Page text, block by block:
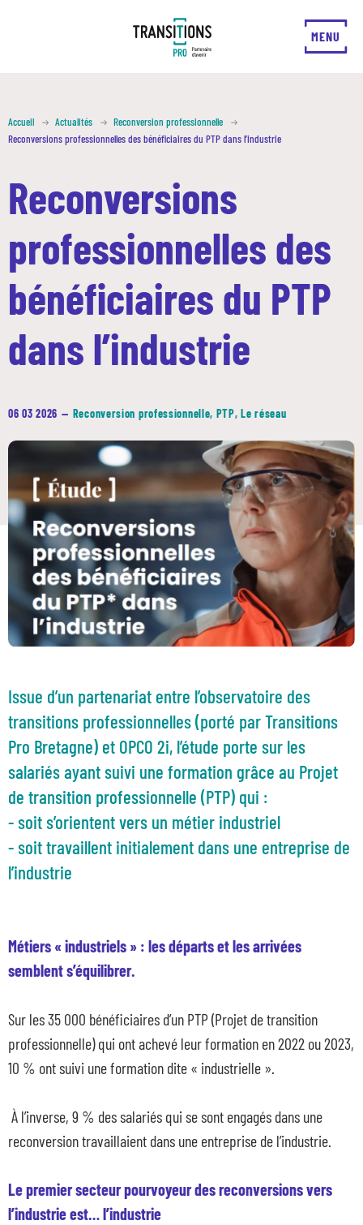
MENU
FERMER
Accueil Actualités
Reconversion professionnelle
Reconversions professionnelles des bénéficiaires du PTP dans l’industrie
Reconversions
professionnelles des
bénéficiaires du PTP
dans l’industrie
06 03 2026 — Reconversion professionnelle, PTP,Le réseau
Issue d’un partenariat entre l’observatoire des
transitions professionnelles (porté par Transitions
Pro Bretagne) et OPCO 2i, l’étude porte sur les
salariés ayant suivi une formation grâce au Projet
de transition professionnelle (PTP) qui :
- soit s’orientent vers un métier industriel
- soit travaillent initialement dans une entreprise de
l’industrie
Métiers « industriels » : les départs et les arrivées
semblent s’équilibrer.
Sur les 35 000 bénéficiaires d’un PTP (Projet de transition
professionnelle) qui ont achevé leur formation en 2022 ou 2023,
10 % ont suivi une formation dite « industrielle ».
À l’inverse, 9 % des salariés qui se sont engagés dans une
reconversion travaillaient dans une entreprise de l’industrie.
Le premier secteur pourvoyeur des reconversions vers
l’industrie est… l’industrie